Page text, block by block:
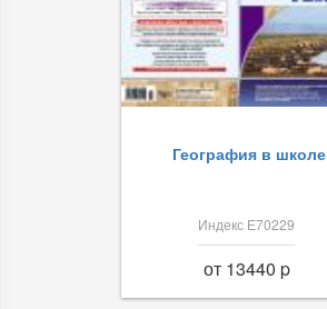
География в школе
Индекс Е70229
от 13440 p